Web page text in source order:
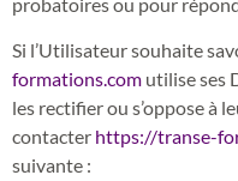
Si l’Utilisateur souhaite
formations.com utilise ses
les rectifier ou s’oppose à
contacter https://transe-
suivante :